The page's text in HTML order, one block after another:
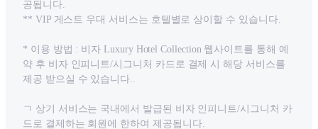
공됩니다.
** VIP 게스트 우대 서비스는 호텔별로 상이할 수 있습니다.
* 이용 방법 : 비자 Luxury Hotel Collection 웹사이트를 통해 예
약 후 비자 인피니트/시그니처 카드로 결제 시 해당 서비스를
제공 받으실 수 있습니다..
ㄱ 상기 서비스는 국내에서 발급된 비자 인피니트/시그니처 카
드로 결제하는 회원에 한하여 제공됩니다.